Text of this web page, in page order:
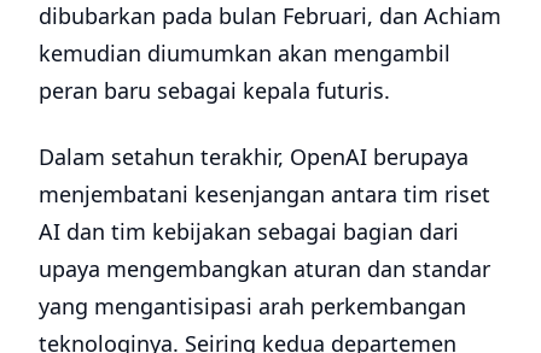
dibubarkan pada bulan Februari, dan Achiam
kemudian diumumkan akan mengambil
peran baru sebagai kepala futuris.
Dalam setahun terakhir, OpenAI berupaya
menjembatani kesenjangan antara tim riset
AI dan tim kebijakan sebagai bagian dari
upaya mengembangkan aturan dan standar
yang mengantisipasi arah perkembangan
teknologinya. Seiring kedua departemen